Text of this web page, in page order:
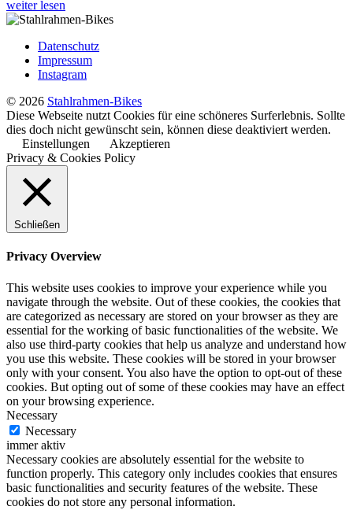
weiter lesen
Datenschutz
Impressum
Instagram
© 2026 Stahlrahmen-Bikes
Diese Webseite nutzt Cookies für eine schöneres Surferlebnis. Sollte
dies doch nicht gewünscht sein, können diese deaktiviert werden.
Einstellungen
Akzeptieren
Privacy & Cookies Policy
Schließen
Privacy Overview
This website uses cookies to improve your experience while you
navigate through the website. Out of these cookies, the cookies that
are categorized as necessary are stored on your browser as they are
essential for the working of basic functionalities of the website. We
also use third-party cookies that help us analyze and understand how
you use this website. These cookies will be stored in your browser
only with your consent. You also have the option to opt-out of these
cookies. But opting out of some of these cookies may have an effect
on your browsing experience.
Necessary
Necessary
immer aktiv
Necessary cookies are absolutely essential for the website to
function properly. This category only includes cookies that ensures
basic functionalities and security features of the website. These
cookies do not store any personal information.